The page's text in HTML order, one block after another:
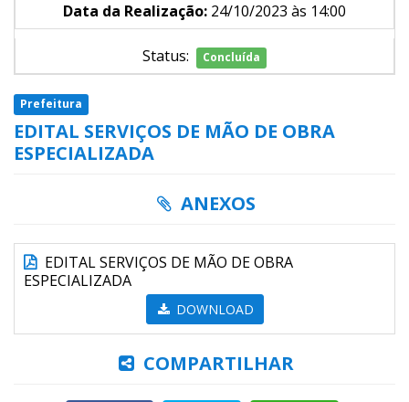
Data da Realização: 24/10/2023 às 14:00
Status: Concluída
Prefeitura
EDITAL SERVIÇOS DE MÃO DE OBRA
ESPECIALIZADA
ANEXOS
EDITAL SERVIÇOS DE MÃO DE OBRA
ESPECIALIZADA
DOWNLOAD
COMPARTILHAR